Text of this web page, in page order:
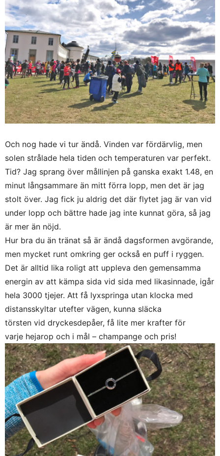
Och nog hade vi tur ändå. Vinden var fördärvlig, men
solen strålade hela tiden och temperaturen var perfekt.
Tid? Jag sprang över mållinjen på ganska exakt 1.48, en
minut långsammare än mitt förra lopp, men det är jag
stolt över. Jag fick ju aldrig det där flytet jag är van vid
under lopp och bättre hade jag inte kunnat göra, så jag
är mer än nöjd.
Hur bra du än tränat så är ändå dagsformen avgörande,
men mycket runt omkring ger också en puff i ryggen.
Det är alltid lika roligt att uppleva den gemensamma
energin av att kämpa sida vid sida med likasinnade, igår
hela 3000 tjejer. Att få lyxspringa utan klocka med
distansskyltar utefter vägen, kunna släcka
törsten vid dryckesdepåer, få lite mer krafter för
varje hejarop och i mål – champange och pris!